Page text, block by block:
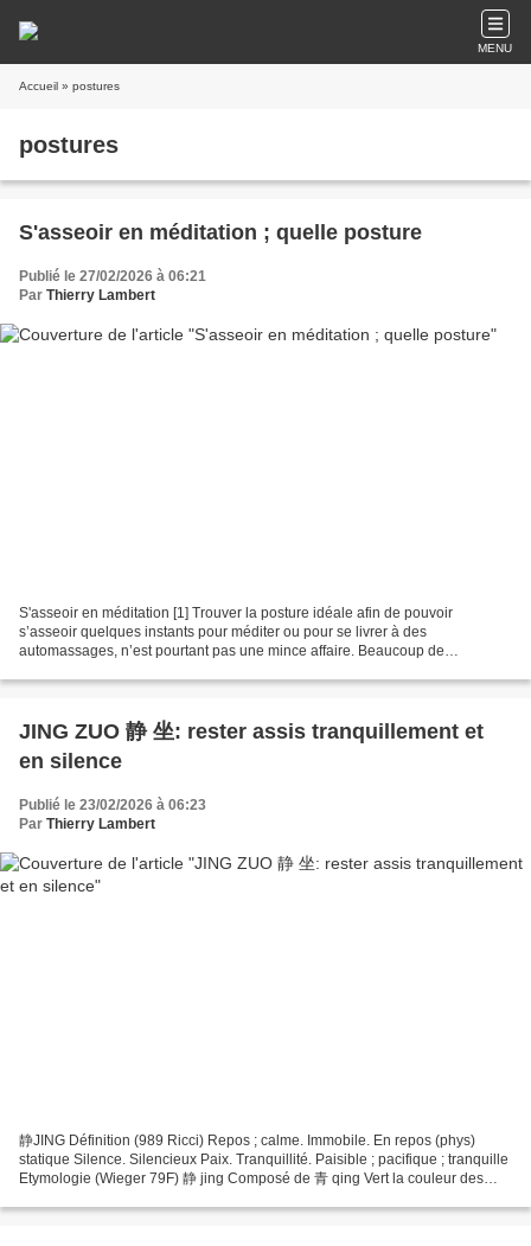
MENU
Accueil » postures
postures
S'asseoir en méditation ; quelle posture
Publié le 27/02/2026 à 06:21
Par Thierry Lambert
S'asseoir en méditation [1] Trouver la posture idéale afin de pouvoir
s’asseoir quelques instants pour méditer ou pour se livrer à des
automassages, n’est pourtant pas une mince affaire. Beaucoup de
JING ZUO 静 坐: rester assis tranquillement et
en silence
Publié le 23/02/2026 à 06:23
Par Thierry Lambert
静JING Définition (989 Ricci) Repos ; calme. Immobile. En repos (phys)
statique Silence. Silencieux Paix. Tranquillité. Paisible ; pacifique ; tranquille
Etymologie (Wieger 79F) 静 jing Composé de 青 qing Vert la couleur des